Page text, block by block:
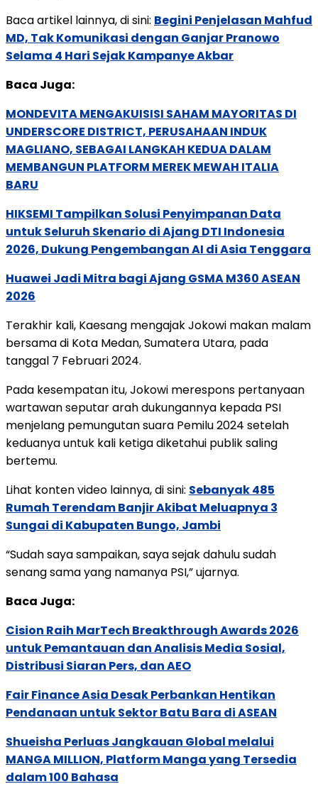
Baca artikel lainnya, di sini: Begini Penjelasan Mahfud
MD, Tak Komunikasi dengan Ganjar Pranowo
Selama 4 Hari Sejak Kampanye Akbar
Baca Juga:
MONDEVITA MENGAKUISISI SAHAM MAYORITAS DI
UNDERSCORE DISTRICT, PERUSAHAAN INDUK
MAGLIANO, SEBAGAI LANGKAH KEDUA DALAM
MEMBANGUN PLATFORM MEREK MEWAH ITALIA
BARU
HIKSEMI Tampilkan Solusi Penyimpanan Data
untuk Seluruh Skenario di Ajang DTI Indonesia
2026, Dukung Pengembangan AI di Asia Tenggara
Huawei Jadi Mitra bagi Ajang GSMA M360 ASEAN
2026
Terakhir kali, Kaesang mengajak Jokowi makan malam
bersama di Kota Medan, Sumatera Utara, pada
tanggal 7 Februari 2024.
Pada kesempatan itu, Jokowi merespons pertanyaan
wartawan seputar arah dukungannya kepada PSI
menjelang pemungutan suara Pemilu 2024 setelah
keduanya untuk kali ketiga diketahui publik saling
bertemu.
Lihat konten video lainnya, di sini: Sebanyak 485
Rumah Terendam Banjir Akibat Meluapnya 3
Sungai di Kabupaten Bungo, Jambi
“Sudah saya sampaikan, saya sejak dahulu sudah
senang sama yang namanya PSI,” ujarnya.
Baca Juga:
Cision Raih MarTech Breakthrough Awards 2026
untuk Pemantauan dan Analisis Media Sosial,
Distribusi Siaran Pers, dan AEO
Fair Finance Asia Desak Perbankan Hentikan
Pendanaan untuk Sektor Batu Bara di ASEAN
Shueisha Perluas Jangkauan Global melalui
MANGA MILLION, Platform Manga yang Tersedia
dalam 100 Bahasa